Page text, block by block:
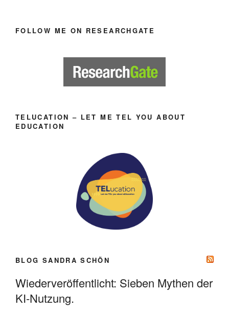
FOLLOW ME ON RESEARCHGATE
TELUCATION – LET ME TEL YOU ABOUT
EDUCATION
BLOG SANDRA SCHÖN
Wiederveröffentlicht: Sieben Mythen der
KI-Nutzung.